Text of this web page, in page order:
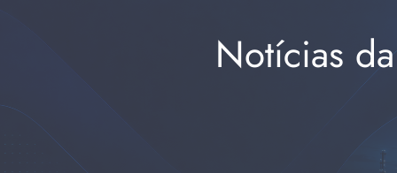
Notícias